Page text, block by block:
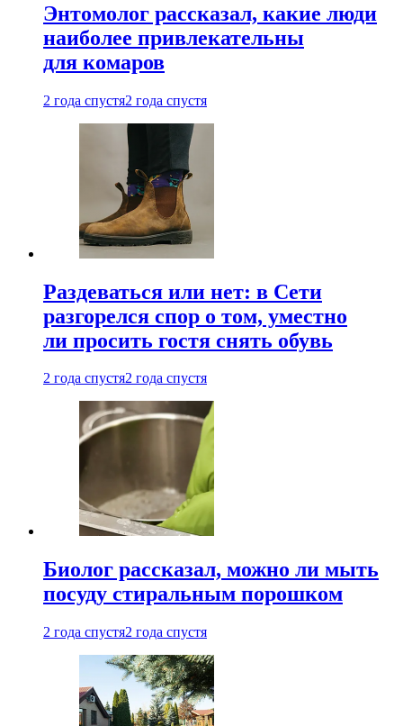
Энтомолог рассказал, какие люди
наиболее привлекательны
для комаров
2 года спустя2 года спустя
Раздеваться или нет: в Сети
разгорелся спор о том, уместно
ли просить гостя снять обувь
2 года спустя2 года спустя
Биолог рассказал, можно ли мыть
посуду стиральным порошком
2 года спустя2 года спустя